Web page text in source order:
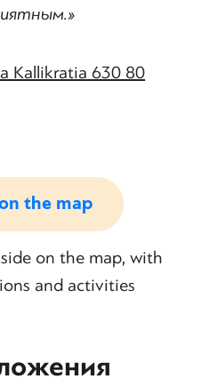
Kallikratia 630 80
the map
on the map, with
and activities